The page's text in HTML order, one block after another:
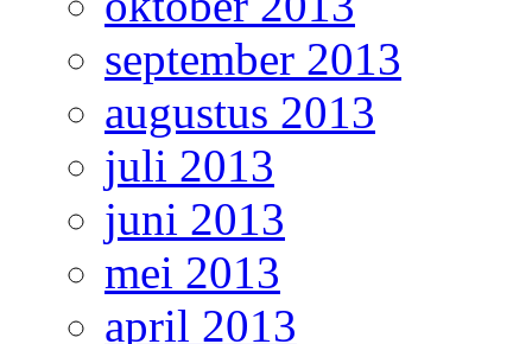
september 2013
augustus 2013
juli 2013
juni 2013
mei 2013
april 2013